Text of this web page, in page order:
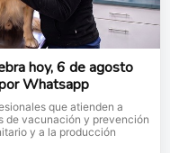
hoy, 6 de agosto
Whatsapp
que atienden a
de vacunación y prevención
y a la producción